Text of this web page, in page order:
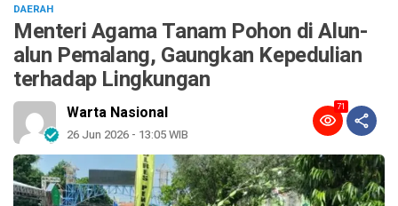
DAERAH
Menteri Agama Tanam Pohon di Alun-
alun Pemalang, Gaungkan Kepedulian
terhadap Lingkungan
Warta Nasional
26 Jun 2026 - 13:05 WIB
71